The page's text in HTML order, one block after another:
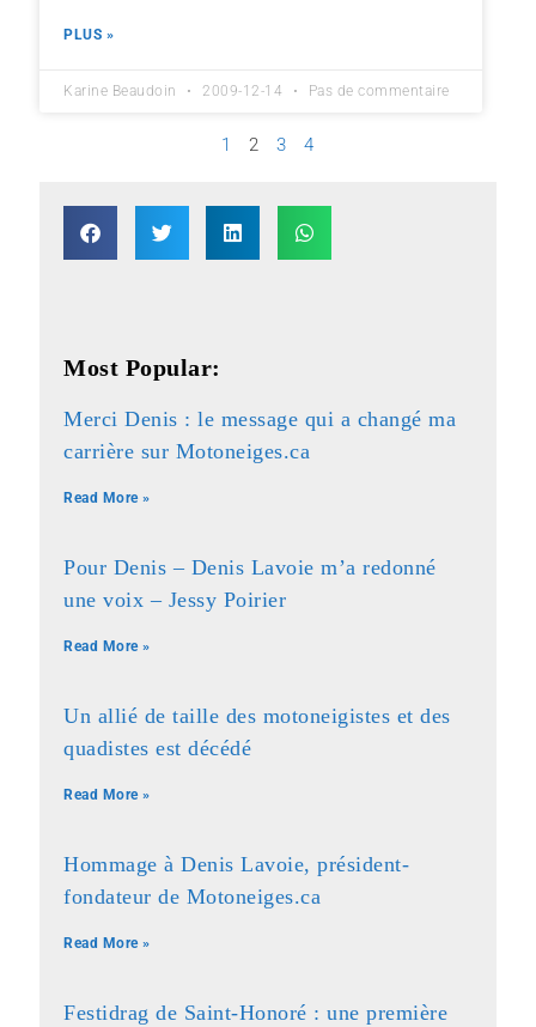
PLUS »
Karine Beaudoin 2009-12-14 Pas de commentaire
1 2 3 4
Most Popular:
Merci Denis : le message qui a changé ma
carrière sur Motoneiges.ca
Read More »
Pour Denis – Denis Lavoie m’a redonné
une voix – Jessy Poirier
Read More »
Un allié de taille des motoneigistes et des
quadistes est décédé
Read More »
Hommage à Denis Lavoie, président-
fondateur de Motoneiges.ca
Read More »
Festidrag de Saint-Honoré : une première